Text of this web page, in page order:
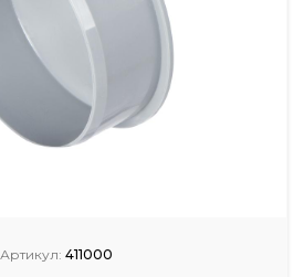
Артикул: 411000